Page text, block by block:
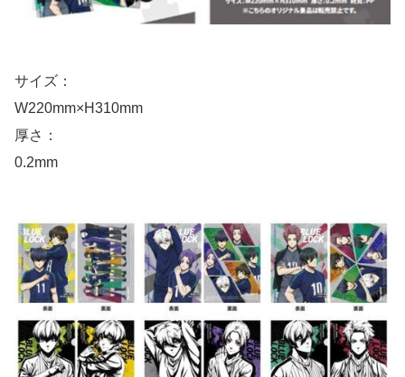
サイズ：
W220mm×H310mm
厚さ：
0.2mm